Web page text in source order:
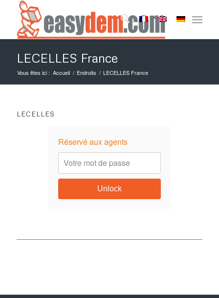
LECELLES France
Vous êtes ici : Accueil / Endroits / LECELLES France
LECELLES
Réservé aux agents
Unlock